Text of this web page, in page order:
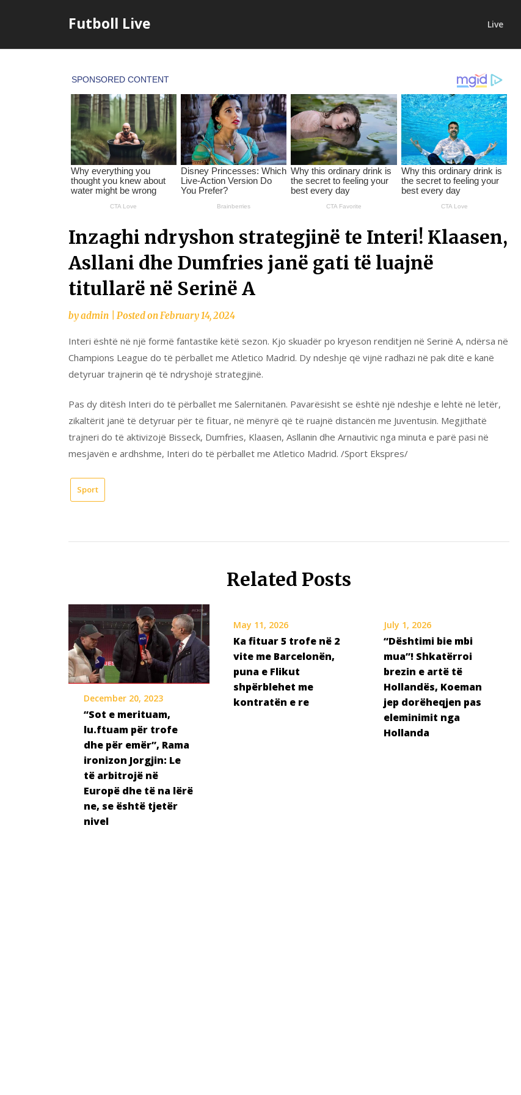
Futboll Live Live
Inzaghi ndryshon strategjinë te Interi! Klaasen,
Asllani dhe Dumfries janë gati të luajnë
titullarë në Serinë A
byadmin Posted onFebruary 14, 2024
Interi është në një formë fantastike këtë sezon. Kjo skuadër po kryeson renditjen në Serinë A, ndërsa në
Champions League do të përballet me Atletico Madrid. Dy ndeshje që vijnë radhazi në pak ditë e kanë
detyruar trajnerin që të ndryshojë strategjinë.
Pas dy ditësh Interi do të përballet me Salernitanën. Pavarësisht se është një ndeshje e lehtë në letër,
zikaltërit janë të detyruar për të fituar, në mënyrë që të ruajnë distancën me Juventusin. Megjithatë
trajneri do të aktivizojë Bisseck, Dumfries, Klaasen, Asllanin dhe Arnautivic nga minuta e parë pasi në
mesjavën e ardhshme, Interi do të përballet me Atletico Madrid. /Sport Ekspres/
Sport
Related Posts
December 20, 2023
“Sot e merituam,
lu.ftuam për trofe
dhe për emër”, Rama
ironizon Jorgjin: Le
të arbitrojë në
Europë dhe të na lërë
ne, se është tjetër
nivel
May 11, 2026
Ka fituar 5 trofe në 2
vite me Barcelonën,
puna e Flikut
shpërblehet me
kontratën e re
July 1, 2026
“Dështimi bie mbi
mua”! Shkatërroi
brezin e artë të
Hollandës, Koeman
jep dorëheqjen pas
eleminimit nga
Hollanda